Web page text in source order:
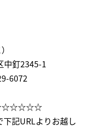
中釘2345-1
6072
記URLよりお越し